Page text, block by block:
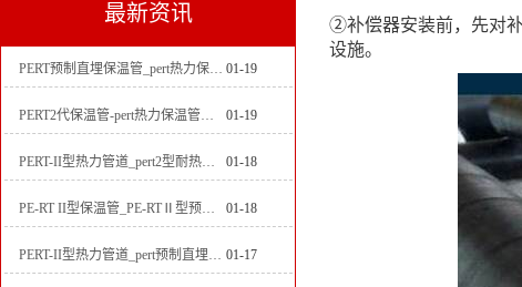
最新资讯
PERT预制直埋保温管_pert热力保温管生产厂家 01-19
PERT2代保温管-pert热力保温管生产厂家 01-19
PERT-II型热力管道_pert2型耐热聚乙烯管_埋地pert二代保温管生产厂家 01-18
PE-RT II型保温管_PE-RTⅡ型预制直埋保温管_pert聚氨酯硬质保温管厂家 01-18
PERT-II型热力管道_pert预制直埋保温管生产厂家 01-17
②补偿器安装前，先对
设施。